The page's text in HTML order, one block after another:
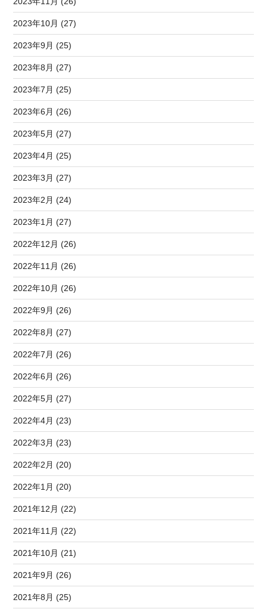
2023年10月 (27)
2023年9月 (25)
2023年8月 (27)
2023年7月 (25)
2023年6月 (26)
2023年5月 (27)
2023年4月 (25)
2023年3月 (27)
2023年2月 (24)
2023年1月 (27)
2022年12月 (26)
2022年11月 (26)
2022年10月 (26)
2022年9月 (26)
2022年8月 (27)
2022年7月 (26)
2022年6月 (26)
2022年5月 (27)
2022年4月 (23)
2022年3月 (23)
2022年2月 (20)
2022年1月 (20)
2021年12月 (22)
2021年11月 (22)
2021年10月 (21)
2021年9月 (26)
2021年8月 (25)